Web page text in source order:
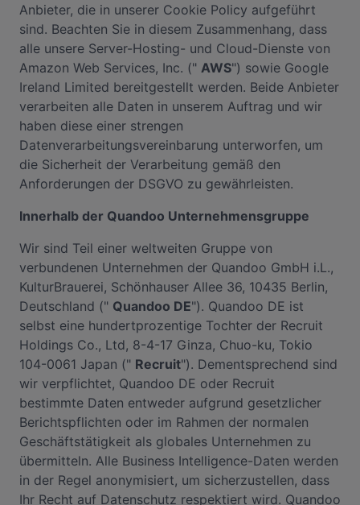
Anbieter, die in unserer Cookie Policy aufgeführt
sind. Beachten Sie in diesem Zusammenhang, dass
alle unsere Server-Hosting- und Cloud-Dienste von
Amazon Web Services, Inc. (" AWS") sowie Google
Ireland Limited bereitgestellt werden. Beide Anbieter
verarbeiten alle Daten in unserem Auftrag und wir
haben diese einer strengen
Datenverarbeitungsvereinbarung unterworfen, um
die Sicherheit der Verarbeitung gemäß den
Anforderungen der DSGVO zu gewährleisten.
Innerhalb der Quandoo Unternehmensgruppe
Wir sind Teil einer weltweiten Gruppe von
verbundenen Unternehmen der Quandoo GmbH i.L.,
KulturBrauerei, Schönhauser Allee 36, 10435 Berlin,
Deutschland (" Quandoo DE"). Quandoo DE ist
selbst eine hundertprozentige Tochter der Recruit
Holdings Co., Ltd, 8-4-17 Ginza, Chuo-ku, Tokio
104-0061 Japan (" Recruit"). Dementsprechend sind
wir verpflichtet, Quandoo DE oder Recruit
bestimmte Daten entweder aufgrund gesetzlicher
Berichtspflichten oder im Rahmen der normalen
Geschäftstätigkeit als globales Unternehmen zu
übermitteln. Alle Business Intelligence-Daten werden
in der Regel anonymisiert, um sicherzustellen, dass
Ihr Recht auf Datenschutz respektiert wird. Quandoo